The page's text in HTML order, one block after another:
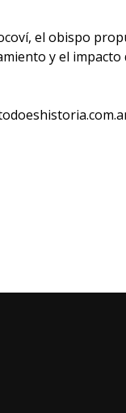
el obispo
y el